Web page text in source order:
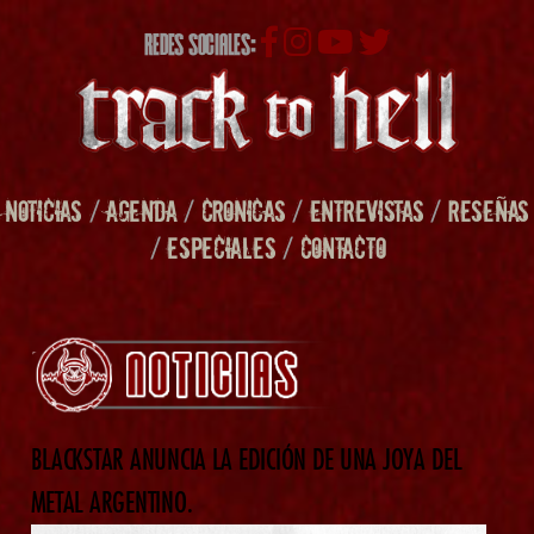
REDES SOCIALES:
NOTICIAS /AGENDA/ CRONICAS/ENTREVISTAS/RESEÑAS
/ESPECIALES/ CONTACTO
BLACKSTAR ANUNCIA LA EDICIÓN DE UNA JOYA DEL
METAL ARGENTINO.